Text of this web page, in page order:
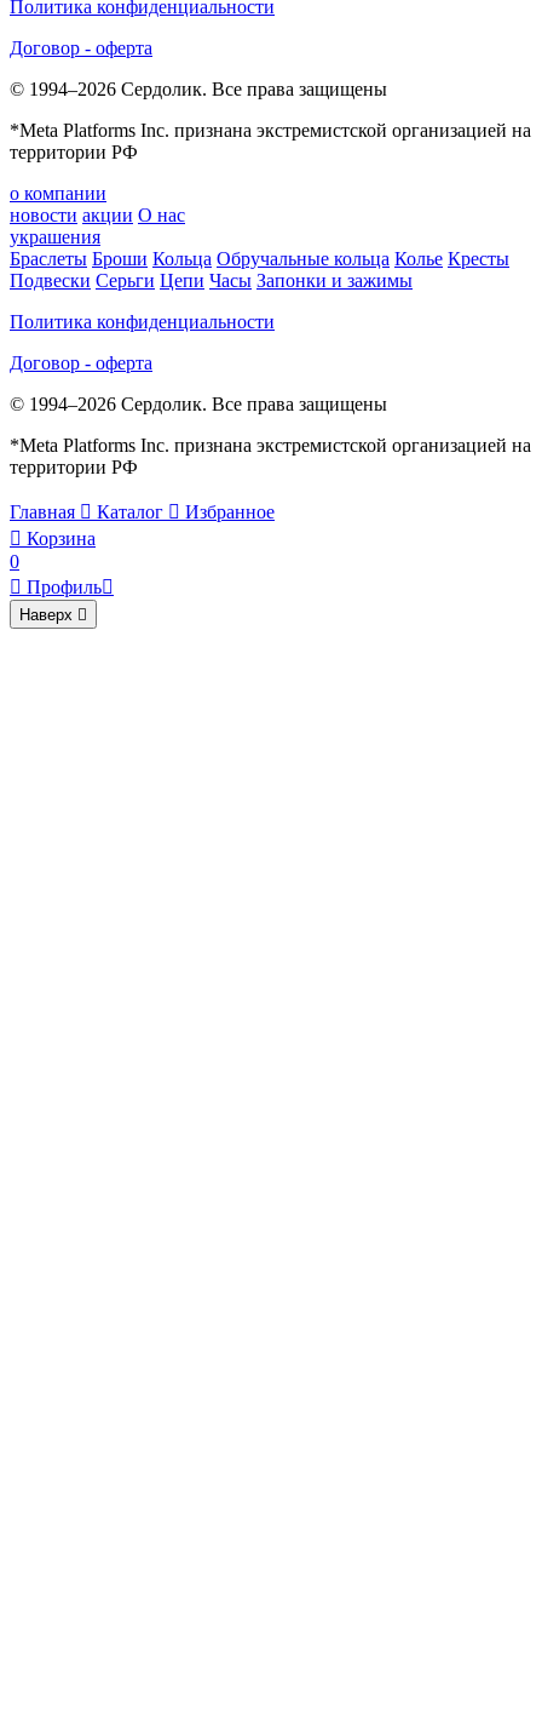
Политика конфиденциальности
Договор - оферта
© 1994–2026 Сердолик. Все права защищены
*Meta Platforms Inc. признана экстремистской организацией на
территории РФ
о компании
новости акции О нас
украшения
Браслеты Броши Кольца Обручальные кольца Колье Кресты
Подвески Серьги Цепи Часы Запонки и зажимы
Политика конфиденциальности
Договор - оферта
© 1994–2026 Сердолик. Все права защищены
*Meta Platforms Inc. признана экстремистской организацией на
территории РФ
Главная  Каталог  Избранное
 Корзина
0
 Профиль
Наверх 